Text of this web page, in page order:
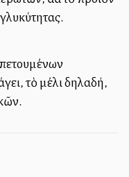
πετουμένων
τὸ μέλι δηλαδή,